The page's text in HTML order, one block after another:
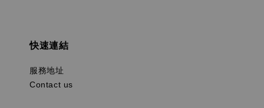
快速連結
服務地址
Contact us